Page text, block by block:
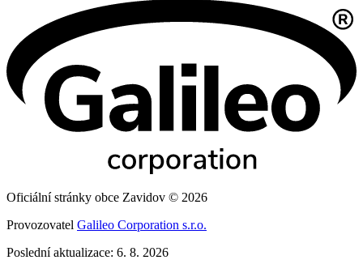
Oficiální stránky obce Zavidov © 2026
Provozovatel Galileo Corporation s.r.o.
Poslední aktualizace: 6. 8. 2026